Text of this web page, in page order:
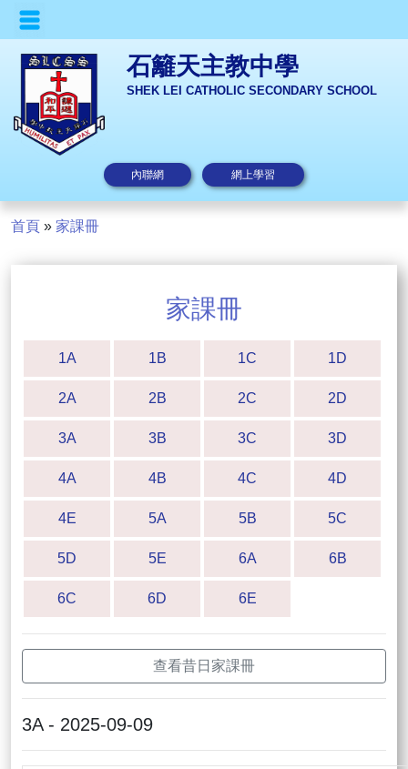
石籬天主教中學
SHEK LEI CATHOLIC SECONDARY SCHOOL
內聯網 網上學習
首頁 » 家課冊
家課冊
1A 1B 1C 1D
2A 2B 2C 2D
3A 3B 3C 3D
4A 4B 4C 4D
4E 5A 5B 5C
5D 5E 6A 6B
6C 6D 6E
查看昔日家課冊
3A - 2025-09-09